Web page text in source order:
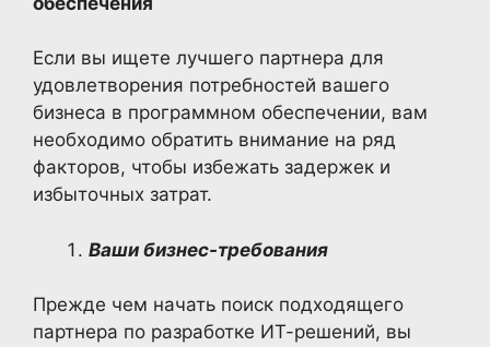
Если вы ищете лучшего партнера для
удовлетворения потребностей вашего
бизнеса в программном обеспечении, вам
необходимо обратить внимание на ряд
факторов, чтобы избежать задержек и
избыточных затрат.
Ваши бизнес-требования
Прежде чем начать поиск подходящего
партнера по разработке ИТ-решений, вы